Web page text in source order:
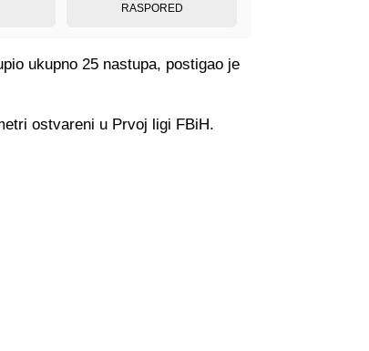
RASPORED
ukupno 25 nastupa, postigao je
ostvareni u Prvoj ligi FBiH.